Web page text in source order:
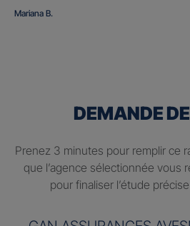
Mariana B.
DEMANDE
Prenez 3 minutes pour remplir ce
que l’agence sélectionnée vous
pour finaliser l’étude